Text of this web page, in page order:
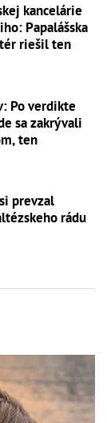
kancelárie
Papalášska
riešil ten
Po verdikte
sa zakrývali
ten
prevzal
rádu